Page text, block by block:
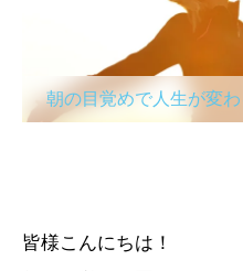
朝の目覚めで人生が変わ
皆様こんにちは！